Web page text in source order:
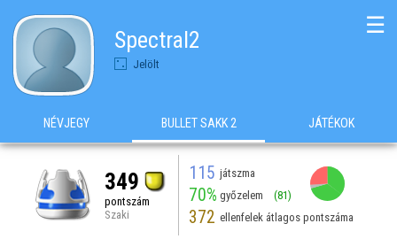
Spectral2
Jelölt
☰
NÉVJEGY BULLET SAKK 2 JÁTÉKOK
349
pontszám
Szaki
115 játszma
70% győzelem (81)
372 ellenfelek átlagos pontszáma